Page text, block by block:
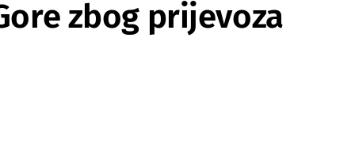
zbog prijevoza